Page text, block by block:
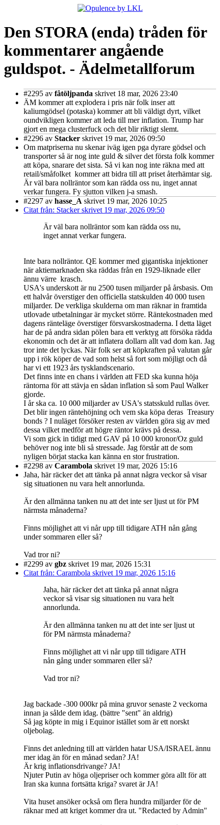
Den STORA (enda) tråden för
kommentarer angående
guldspot. - Ädelmetallforum
#2295 av fåtöljpanda skrivet 18 mar, 2026 23:40
ÄM kommer att explodera i pris när folk inser att
kaliumgödsel (potaska) kommer att bli väldigt dyrt, vilket
oundvikligen kommer att leda till mer inflation. Trump har
gjort en mega clusterfuck och det blir riktigt slemt.
#2296 av Stacker skrivet 19 mar, 2026 09:50
Om matpriserna nu skenar iväg igen pga dyrare gödsel och
transporter så är nog inte guld & silver det första folk kommer
att köpa, snarare det sista. Så vi kan nog inte räkna med att
retail/småfolket kommer att bidra till att priset återhämtar sig.
Är väl bara nollräntor som kan rädda oss nu, inget annat
verkar fungera. Fy sjutton vilken j-a smash.
#2297 av hasse_A skrivet 19 mar, 2026 10:25
Citat från: Stacker skrivet 19 mar, 2026 09:50
Är väl bara nollräntor som kan rädda oss nu,
inget annat verkar fungera.
Inte bara nollräntor. QE kommer med gigantiska injektioner
när aktiemarknaden ska räddas från en 1929-liknade eller
ännu värre krasch.
USA's underskott är nu 2500 tusen miljarder på årsbasis. Om
ett halvår överstiger den officiella statskulden 40 000 tusen
miljarder. De verkliga skulderna om man räknar in framtida
utlovade utbetalningar är mycket större. Räntekostnaden med
dagens ränteläge överstiger försvarskostnaderna. I detta läget
har de på andra sidan pölen bara ett verktyg att försöka rädda
ekonomin och det är att inflatera dollarn allt vad dom kan. Jag
tror inte det lyckas. När folk ser att köpkraften på valutan går
upp i rök köper de vad som helst så fort som möjligt och då
har vi ett 1923 års tysklandscenario.
Det finns inte en chans i världen att FED ska kunna höja
räntorna för att stävja en sådan inflation så som Paul Walker
gjorde.
I år ska ca. 10 000 miljarder av USA's statsskuld rullas över.
Det blir ingen räntehöjning och vem ska köpa deras Treasury
bonds ? I nuläget försöker resten av världen göra sig av med
dessa vilket medför att högre räntor krävs på dessa.
Vi som gick in tidigt med GAV på 10 000 kronor/Oz guld
behöver nog inte bli så stressade. Jag förstår att de som
nyligen börjat stacka kan känna en stor frustration.
#2298 av Carambola skrivet 19 mar, 2026 15:16
Jaha, här räcker det att tänka på annat några veckor så visar
sig situationen nu vara helt annorlunda.
Är den allmänna tanken nu att det inte ser ljust ut för PM
närmsta månaderna?
Finns möjlighet att vi når upp till tidigare ATH nån gång
under sommaren eller så?
Vad tror ni?
#2299 av gbz skrivet 19 mar, 2026 15:31
Citat från: Carambola skrivet 19 mar, 2026 15:16
Jaha, här räcker det att tänka på annat några
veckor så visar sig situationen nu vara helt
annorlunda.
Är den allmänna tanken nu att det inte ser ljust ut
för PM närmsta månaderna?
Finns möjlighet att vi når upp till tidigare ATH
nån gång under sommaren eller så?
Vad tror ni?
Jag backade -300 000kr på mina gruvor senaste 2 veckorna
innan ja sålde dem idag. (bättre "sent" än aldrig)
Så jag köpte in mig i Equinor istället som är ett norskt
oljebolag.
Finns det anledning till att världen hatar USA/ISRAEL ännu
mer idag än för en månad sedan? JA!
Är krig inflationsdrivange? JA!
Njuter Putin av höga oljepriser och kommer göra allt för att
Iran ska kunna fortsätta kriga? svaret är JA!
Vita huset ansöker också om flera hundra miljarder för de
räknar med att kriget kommer dra ut. "Redacted by Admin"